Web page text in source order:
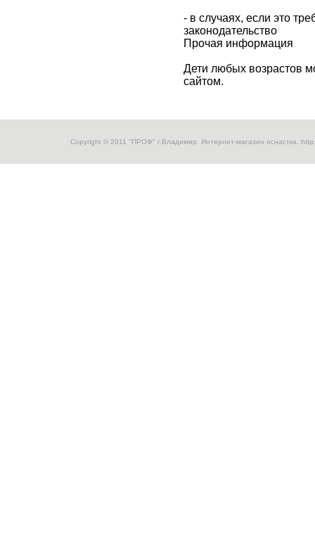
- в случаях, если это
законодательство
Прочая информация
Дети любых возрастов
сайтом.
Copyright © 2011 "ПРОФ" г.Владимир. Интернет-магазин оснастка.